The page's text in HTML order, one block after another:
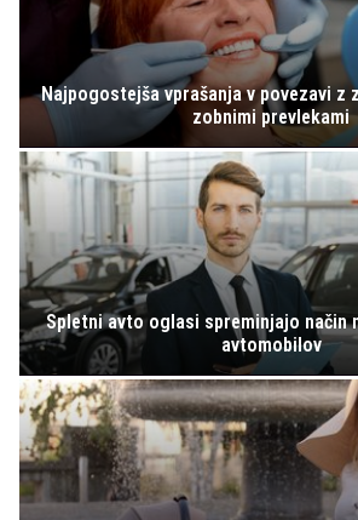
Najpogostejša vprašanja v povezavi z
zobnimi prevlekami
Spletni avto oglasi spreminjajo način
avtomobilov